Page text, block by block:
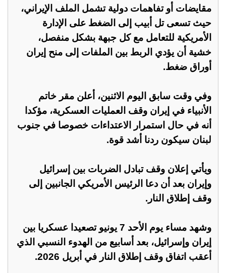
مقايضات أو تفاهمات دولية تشمل الملف الإيراني،
حيث تسعى تل أبيب إلى الضغط على الإدارة
الأمريكية للتعامل مع كل جبهة بشكل منفصل،
خشية أن يؤدي الربط بين الملفات إلى منح إيران
أوراق ضغط.
وفي وقت سابق اليوم الاثنين، أعلن مقر خاتم
الأنبياء في إيران وقف العمليات العسكرية، مؤكدا
أنه في حال استمرار الاعتداءات خصوصا في جنوب
لبنان سيكون ردنا أشد قوة.
ويأتي إعلان وقف تبادل الضربات بين إسرائيل
وإيران بعد أن دعا الرئيس الأمريكي الجانبين إلى
وقف إطلاق النار.
وشهد مساء يوم الأحد 7 يونيو تصعيدا عسكريا بين
إيران وإسرائيل، بعد أسابيع من الهدوء النسبي الذي
أعقب اتفاق وقف إطلاق النار في أبريل 2026.